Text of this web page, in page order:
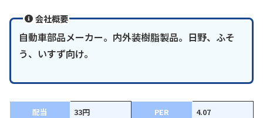
会社概要
自動車部品メーカー。内外装樹脂製品。日野、ふそ
う、いすず向け。
配当 33円 PER
4.07